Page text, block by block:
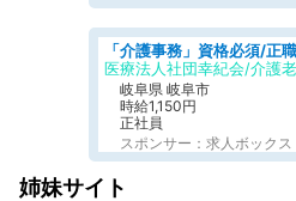
岐阜県 岐阜市
時給1,150円
正社員
スポンサー：求人ボックス
姉妹サイト